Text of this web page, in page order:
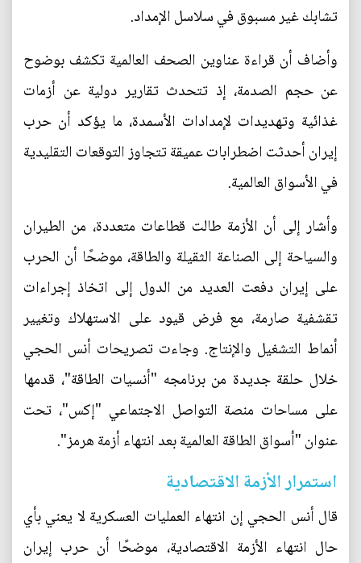
تشابك غير مسبوق في سلاسل الإمداد.
وأضاف أن قراءة عناوين الصحف العالمية تكشف بوضوح
عن حجم الصدمة، إذ تتحدث تقارير دولية عن أزمات
غذائية وتهديدات لإمدادات الأسمدة، ما يؤكد أن حرب
إيران أحدثت اضطرابات عميقة تتجاوز التوقعات التقليدية
في الأسواق العالمية.
وأشار إلى أن الأزمة طالت قطاعات متعددة، من الطيران
والسياحة إلى الصناعة الثقيلة والطاقة، موضحًا أن الحرب
على إيران دفعت العديد من الدول إلى اتخاذ إجراءات
تقشفية صارمة، مع فرض قيود على الاستهلاك وتغيير
أنماط التشغيل والإنتاج. وجاءت تصريحات أنس الحجي
خلال حلقة جديدة من برنامجه "أنسيات الطاقة"، قدمها
على مساحات منصة التواصل الاجتماعي "إكس"، تحت
عنوان "‏‏أسواق الطاقة العالمية بعد انتهاء أزمة هرمز".
استمرار الأزمة الاقتصادية
قال أنس الحجي إن انتهاء العمليات العسكرية لا يعني بأي
حال انتهاء الأزمة الاقتصادية، موضحًا أن حرب إيران